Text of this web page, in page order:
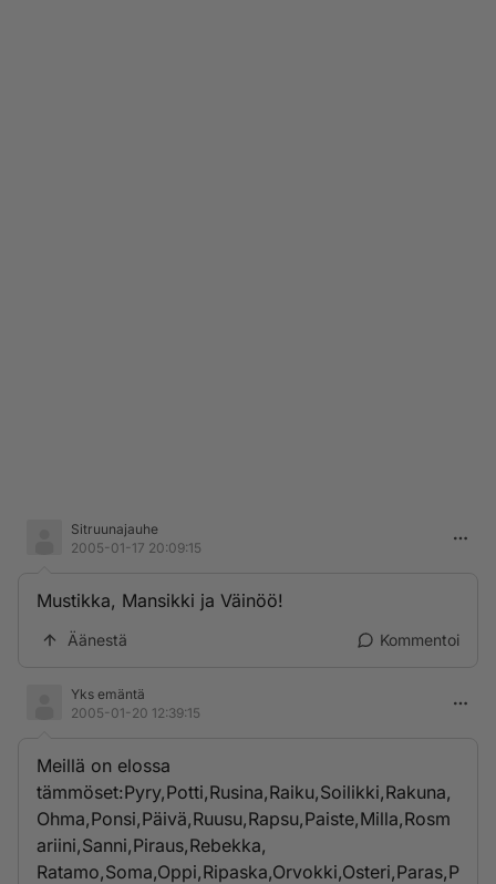
Sitruunajauhe
2005-01-17 20:09:15
Mustikka, Mansikki ja Väinöö!
Äänestä Kommentoi
Yks emäntä
2005-01-20 12:39:15
Meillä on elossa
tämmöset:Pyry,Potti,Rusina,Raiku,Soilikki,Rakuna,
Ohma,Ponsi,Päivä,Ruusu,Rapsu,Paiste,Milla,Rosm
ariini,Sanni,Piraus,Rebekka,
Ratamo,Soma,Oppi,Ripaska,Orvokki,Osteri,Paras,P